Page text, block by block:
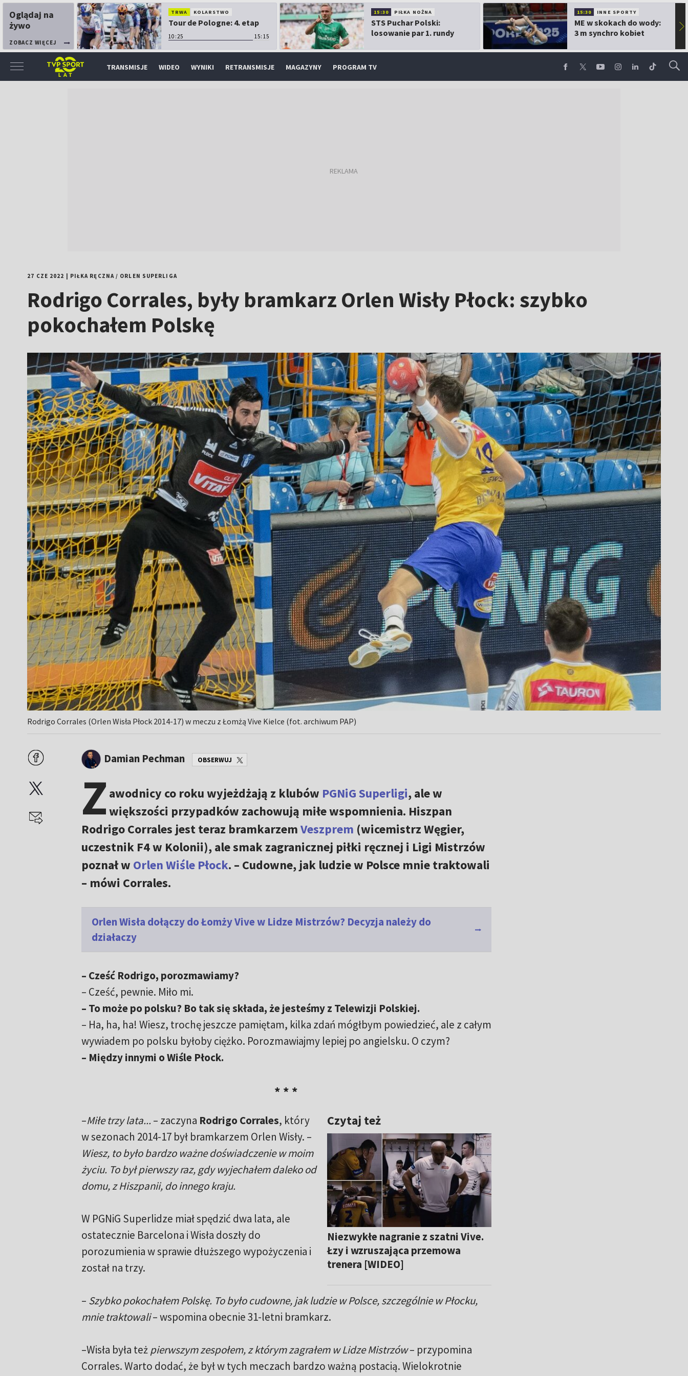
Oglądaj na
żywo
ZOBACZ WIĘCEJ
TRWA KOLARSTWO
Tour de Pologne: 4. etap
10:25 15:15
15:30 PIŁKA NOŻNA
STS Puchar Polski:
losowanie par 1. rundy
15:30 INNE SPORTY
ME w skokach do wody:
3 m synchro kobiet
▶
TRANSMISJE WIDEO WYNIKI RETRANSMISJE MAGAZYNY PROGRAM TV
27 CZE 2022 PIŁKA RĘCZNA/ ORLEN SUPERLIGA
Rodrigo Corrales, były bramkarz Orlen Wisły Płock: szybko
pokochałem Polskę
Rodrigo Corrales (Orlen Wisła Płock 2014-17) w meczu z Łomżą Vive Kielce (fot. archiwum PAP)
Damian Pechman OBSERWUJ
Z awodnicy co roku wyjeżdżają z klubów PGNiG Superligi, ale w
większości przypadków zachowują miłe wspomnienia. Hiszpan
Rodrigo Corrales jest teraz bramkarzemVeszprem (wicemistrz Węgier,
uczestnik F4 w Kolonii), ale smak zagranicznej piłki ręcznej i Ligi Mistrzów
poznał w Orlen Wiśle Płock. – Cudowne, jak ludzie w Polsce mnie traktowali
– mówi Corrales.
Orlen Wisła dołączy do Łomży Vive w Lidze Mistrzów? Decyzja należy do
działaczy
– Cześć Rodrigo, porozmawiamy?
– Cześć, pewnie. Miło mi.
– To może po polsku? Bo tak się składa, że jesteśmy z Telewizji Polskiej.
– Ha, ha, ha! Wiesz, trochę jeszcze pamiętam, kilka zdań mógłbym powiedzieć, ale z całym
wywiadem po polsku byłoby ciężko. Porozmawiajmy lepiej po angielsku. O czym?
– Między innymi o Wiśle Płock.
* * *
Czytaj też
Niezwykłe nagranie z szatni Vive.
Łzy i wzruszająca przemowa
trenera [WIDEO]
–Miłe trzy lata... – zaczyna Rodrigo Corrales, który
w sezonach 2014-17 był bramkarzem Orlen Wisły. –
Wiesz, to było bardzo ważne doświadczenie w moim
życiu. To był pierwszy raz, gdy wyjechałem daleko od
domu, z Hiszpanii, do innego kraju.
W PGNiG Superlidze miał spędzić dwa lata, ale
ostatecznie Barcelona i Wisła doszły do
porozumienia w sprawie dłuższego wypożyczenia i
został na trzy.
– Szybko pokochałem Polskę. To było cudowne, jak ludzie w Polsce, szczególnie w Płocku,
mnie traktowali– wspomina obecnie 31-letni bramkarz.
–Wisła była teżpierwszym zespołem, z którym zagrałem w Lidze Mistrzów– przypomina
Corrales. Warto dodać, że był w tych meczach bardzo ważną postacią. Wielokrotnie